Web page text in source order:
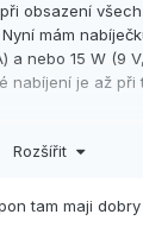
obsazení
mám
a nebo 15 W (9
nabíjení je až při
až tři
Rozšířit
tam maji